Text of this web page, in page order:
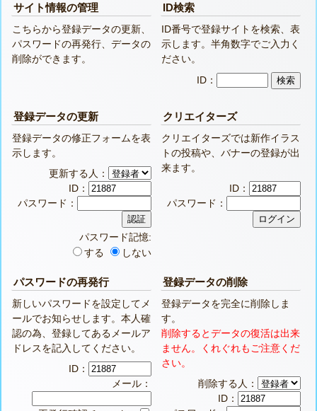
サイト情報の管理
こちらから登録データの更新、
パスワードの再発行、データの
削除ができます。
ID検索
ID番号で登録サイトを検索、表
示します。半角数字でご入力く
ださい。
ID：
登録データの更新
登録データの修正フォームを表
示します。
更新する人：
ID：
パスワード：
パスワード記憶:
する
しない
クリエイターズ
クリエイターズでは新作イラス
トの投稿や、バナーの登録が出
来ます。
ID：
パスワード：
パスワードの再発行
新しいパスワードを設定してメ
ールでお知らせします。本人確
認の為、登録してあるメールア
ドレスを記入してください。
ID：
メール：
登録データの削除
登録データを完全に削除しま
す。
削除するとデータの復活は出来
ません。くれぐれもご注意くだ
さい。
削除する人：
ID：